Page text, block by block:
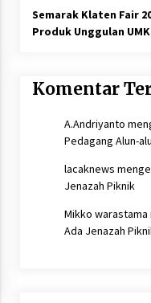
Semarak Klaten Fair
Produk Unggulan
Komentar
A.Andriyanto
Pedagang Alun-
lacaknews
Jenazah Piknik
Mikko warastama
Ada Jenazah